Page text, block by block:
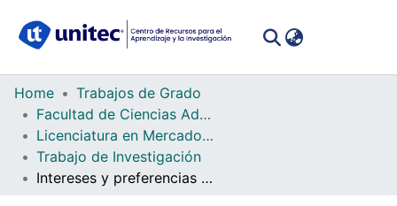
Communities
Collections
All of DSpace
Home
Trabajos de Grado
Facultad de Ciencias Administrativas y Sociales
Licenciatura en Mercadotecnia
Trabajo de Investigación
Intereses y preferencias laborales de los estudiantes de marketing de seis universidades de Tegucigalpa, y las expectativas de los empleadores sobre sus egresados